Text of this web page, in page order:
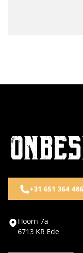
+31 651 364 486
Hoorn 7a
6713 KR Ede